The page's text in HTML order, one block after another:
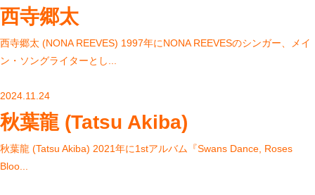
西寺郷太
西寺郷太 (NONA REEVES) 1997年にNONA REEVESのシンガー、メイ
ン・ソングライターとし...
2024.11.24
秋葉龍 (Tatsu Akiba)
秋葉龍 (Tatsu Akiba) 2021年に1stアルバム『Swans Dance, Roses
Bloo...